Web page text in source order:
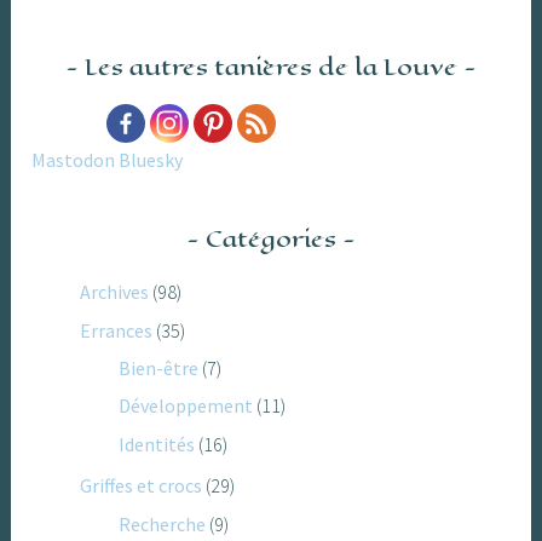
Les autres tanières de la Louve
Mastodon Bluesky
Catégories
Archives (98)
Errances (35)
Bien-être (7)
Développement (11)
Identités (16)
Griffes et crocs (29)
Recherche (9)